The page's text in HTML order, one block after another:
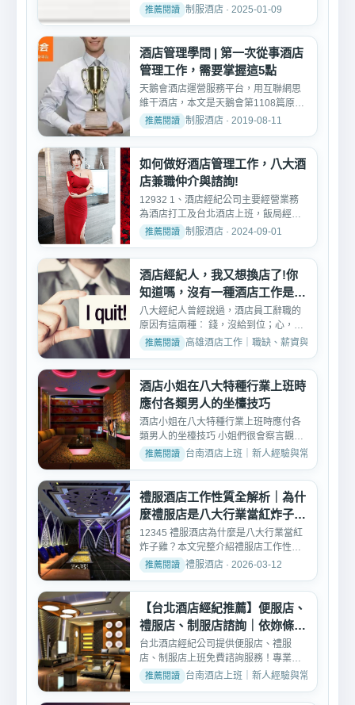
觀點的酒店資...制服酒店 · 2025-01-09
酒店管理學問 | 第一次從事酒店
管理工作，需要掌握這5點
天鵝會酒店運營服務平台，用互聯網思
維干酒店，本文是天鵝會第1108篇原創
內容推送。 12803 第一...
制服酒店 · 2019-08-11
如何做好酒店管理工作，八大酒
店兼職仲介與諮詢!
12932 1、酒店經紀公司主要經營業務
為酒店打工及台北酒店上班，飯局經
紀，八大酒店兼職仲介與諮...
制服酒店 · 2024-09-01
酒店經紀人，我又想換店了!你
知道嗎，沒有一種酒店工作是不
委屈
八大經紀人曾經說過，酒店員工辭職的
原因有這兩種︰ 錢，沒給到位；心，受
委屈了。那些“八大行...高雄酒店工作｜職缺、薪資與面試討論
酒店小姐在八大特種行業上班時
應付各類男人的坐檯技巧
酒店小姐在八大特種行業上班時應付各
類男人的坐檯技巧 小姐們很會察言觀
色，依照男人的類型，和...
台南酒店上班｜新人經驗與常見問題 ·
禮服酒店工作性質全解析｜為什
麼禮服店是八大行業當紅炸子
雞？
12345 禮服酒店為什麼是八大行業當紅
炸子雞？本文完整介紹禮服店工作性
質、薪資結構、上班內容與...
禮服酒店 · 2026-03-12
【台北酒店經紀推薦】便服店、
禮服店、制服店諮詢｜依妳條件
安排最適合店家
台北酒店經紀公司提供便服店、禮服
店、制服店上班免費諮詢服務！專業經
紀一對一評估，依妳的條件...
台南酒店上班｜新人經驗與常見問題 ·